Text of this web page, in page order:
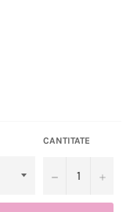
CANTITATE
− +